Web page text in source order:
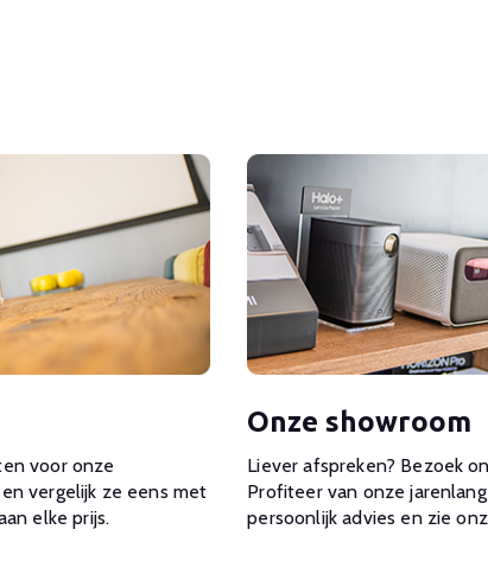
voor onze
vergelijk ze eens met
elke prijs.
Onze showroom
Liever afspreken? Bezoek
Profiteer van onze
persoonlijk advies en zie